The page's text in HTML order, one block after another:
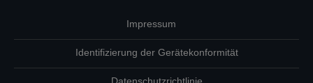
Impressum
Identifizierung der Gerätekonformität